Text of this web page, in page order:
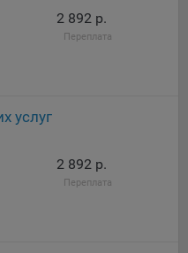
посещать
чтобы ограничить
информации и
соответствующую
можно ознакомиться,
на
основных браузеров:
2 892 р.
Переплата
услуг
2 892 р.
Переплата